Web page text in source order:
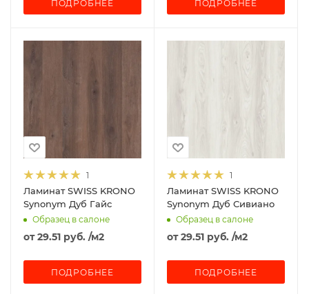
ПОДРОБНЕЕ ПОДРОБНЕЕ
1
Ламинат SWISS KRONO
Synonym Дуб Гайс
Образец в салоне
от29.51 руб. /м2
ПОДРОБНЕЕ
1
Ламинат SWISS KRONO
Synonym Дуб Сивиано
Образец в салоне
от29.51 руб. /м2
ПОДРОБНЕЕ